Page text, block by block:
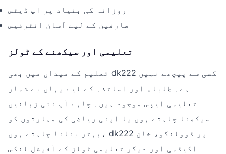
روزانہ کی بنیاد پر اپ ڈیٹس
صارفین کے لیے آسان انٹرفیس
تعلیمی اور سیکھنے کے ٹولز
تعلیم کے میدان میں بھی dk222 کسی سے پیچھے نہیں
ہے۔ طلباء اور اساتذہ کے لیے یہاں بے شمار
تعلیمی ایپس موجود ہیں۔ چاہے آپ نئی زبانیں
سیکھنا چاہتے ہوں یا اپنی ریاضی کی مہارتوں کو
بہتر بنانا چاہتے ہوں، dk222 پر ڈوولنگو، خان
اکیڈمی اور دیگر تعلیمی ٹولز کے آفیشل لنکس